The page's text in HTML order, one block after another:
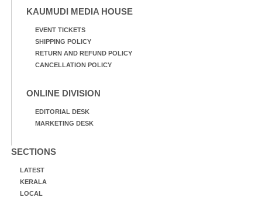
KAUMUDI MEDIA HOUSE
EVENT TICKETS
SHIPPING POLICY
RETURN AND REFUND POLICY
CANCELLATION POLICY
ONLINE DIVISION
EDITORIAL DESK
MARKETING DESK
SECTIONS
LATEST
KERALA
LOCAL